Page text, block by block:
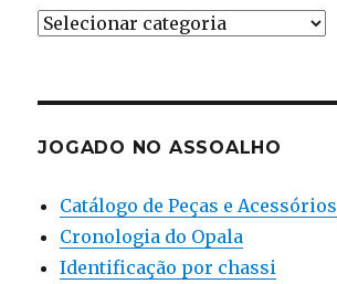
Ferramental
JOGADO NO ASSOALHO
Catálogo de Peças e Acessórios
Cronologia do Opala
Identificação por chassi